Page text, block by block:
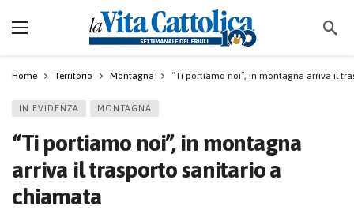
Home Territorio Montagna “Ti portiamo noi”, in montagna arriva il
IN EVIDENZA MONTAGNA
“Ti portiamo noi”, in montagna
arriva il trasporto sanitario a
chiamata